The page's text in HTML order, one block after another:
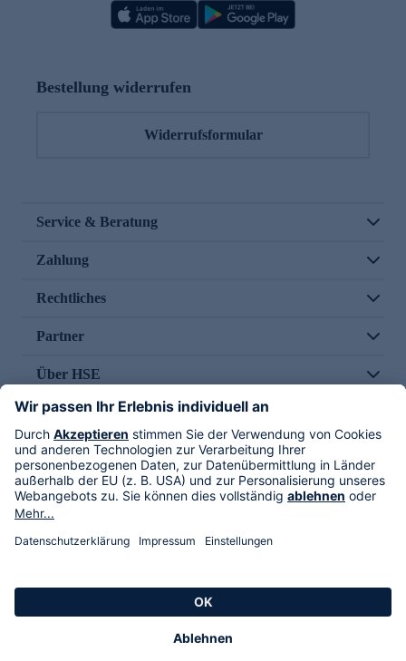
Bestellung widerrufen
Widerrufsformular
Service & Beratung
Zahlung
Rechtliches
Partner
Über HSE
Im TV
HSE International